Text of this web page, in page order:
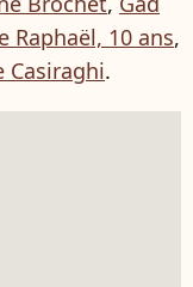
Raphaël, 10 ans,
Casiraghi.